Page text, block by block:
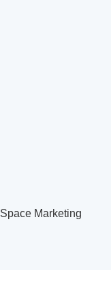
Space Marketing